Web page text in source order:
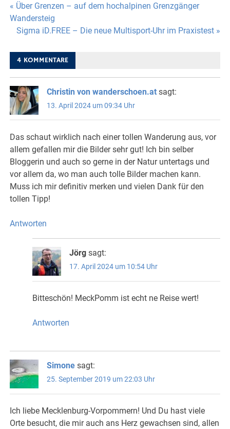
Beitragsnavigation
« Über Grenzen – auf dem hochalpinen Grenzgänger
Wandersteig
Sigma iD.FREE – Die neue Multisport-Uhr im Praxistest »
4 KOMMENTARE
Christin von wanderschoen.at sagt:
13. April 2024 um 09:34 Uhr
Das schaut wirklich nach einer tollen Wanderung aus, vor
allem gefallen mir die Bilder sehr gut! Ich bin selber
Bloggerin und auch so gerne in der Natur untertags und
vor allem da, wo man auch tolle Bilder machen kann.
Muss ich mir definitiv merken und vielen Dank für den
tollen Tipp!
Antworten
Jörg sagt:
17. April 2024 um 10:54 Uhr
Bitteschön! MeckPomm ist echt ne Reise wert!
Antworten
Simone sagt:
25. September 2019 um 22:03 Uhr
Ich liebe Mecklenburg-Vorpommern! Und Du hast viele
Orte besucht, die mir auch ans Herz gewachsen sind, allen